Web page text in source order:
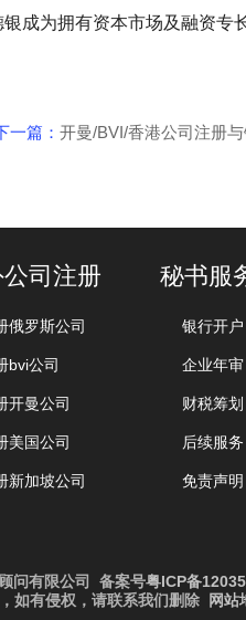
成为拥有资本市场及融资专
一篇： 开曼/BVI/香港公司注册
司注册
俄罗斯公司
bvi公司
开曼公司
美国公司
新加坡公司
秘书服
银行开户
企业年审
财税筹划
后续服务
免责声明
问有限公司 备案号粤ICP备
如有侵权，请联系我们删除
网站